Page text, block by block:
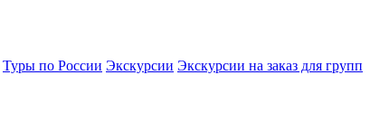
Туры по России Экскурсии Экскурсии на заказ для групп